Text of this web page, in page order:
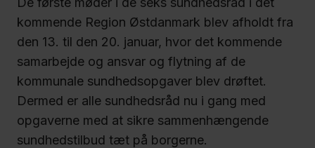
kommende Region Østdanmark blev afholdt fra
den 13. til den 20. januar, hvor det kommende
samarbejde og ansvar og flytning​ af de
kommunale sundhedsopgaver blev drøftet.
Dermed er alle sundhedsråd nu i gang med
opgaverne med at sikre sammenhængende
sundhedstilbud tæt på borgerne.